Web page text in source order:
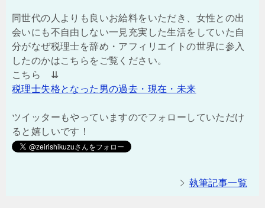
同世代の人よりも良いお給料をいただき、女性との出
会いにも不自由しない一見充実した生活をしていた自
分がなぜ税理士を辞め・アフィリエイトの世界に参入
したのかはこちらをご覧ください。
こちら ⇊
税理士失格となった男の過去・現在・未来
ツイッターもやっていますのでフォローしていただけ
ると嬉しいです！
執筆記事一覧